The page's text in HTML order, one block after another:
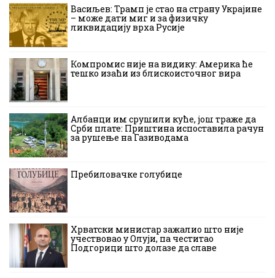
Васиљев: Трамп је стао на страну Украјине
– може дати миг и за физичку
ликвидацију врха Русије
Компромис није на видику: Америка ће
тешко изаћи из блискоисточног вира
Албанци им срушили куће, још траже да
Срби плате: Приштина испоставила рачун
за рушење на Газиводама
Пребиловачке голубице
Хрватски министар зажалио што није
учествовао у Олуји, па честитао
Подгорици што долазе да славе